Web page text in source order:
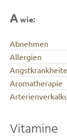
Awie:
Abnehmen
Allergien
Aromatherapie
Vitamine